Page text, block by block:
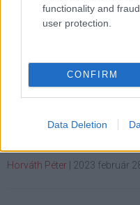
functionality and
user protection.
CONFIRM
Data Deletion
ingyenes
is
Horváth Péter | 2023 február